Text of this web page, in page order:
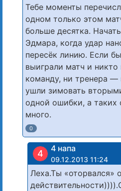
Тебе моменты
одном только этом
больше десятка.
Эдмара, когда удар
пересёк линию. Если
выиграли матч и
команду, ни тренера
ушли зимовать
одной ошибки, а таких
много.
0
4 4 напа
09.12.2013 11:24
Леха.Ты «оторвался»